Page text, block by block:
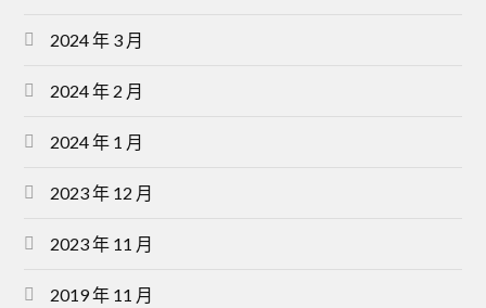
2024 年 3 月
2024 年 2 月
2024 年 1 月
2023 年 12 月
2023 年 11 月
2019 年 11 月